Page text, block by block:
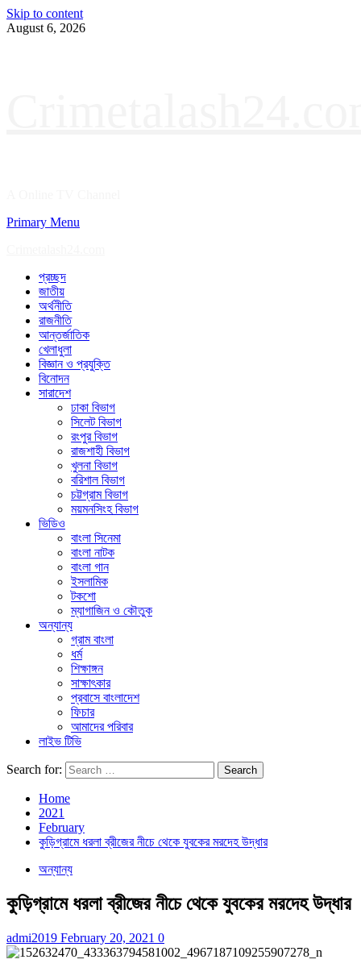
Skip to content
August 6, 2026
Primary Menu
প্রচ্ছদ
জাতীয়
অর্থনীতি
রাজনীতি
আন্তর্জাতিক
খেলাধুলা
বিজ্ঞান ও প্রযুক্তি
বিনোদন
সারাদেশ
ঢাকা বিভাগ
সিলেট বিভাগ
রংপুর বিভাগ
রাজশাহী বিভাগ
খুলনা বিভাগ
বরিশাল বিভাগ
চট্টগ্রাম বিভাগ
ময়মনসিংহ বিভাগ
ভিডিও
বাংলা সিনেমা
বাংলা নাটক
বাংলা গান
ইসলামিক
টকশো
ম্যাগাজিন ও কৌতুক
অন্যান্য
গ্রাম বাংলা
ধর্ম
শিক্ষাঙ্গন
সাক্ষাৎকার
প্রবাসে বাংলাদেশ
ফিচার
আমাদের পরিবার
লাইভ টিভি
Search for:
Home
2021
February
কুড়িগ্রামে ধরলা ব্রীজের নীচে থেকে যুবকের মরদেহ উদ্ধার
অন্যান্য
কুড়িগ্রামে ধরলা ব্রীজের নীচে থেকে যুবকের মরদেহ উদ্ধার
admi2019 February 20, 2021 0